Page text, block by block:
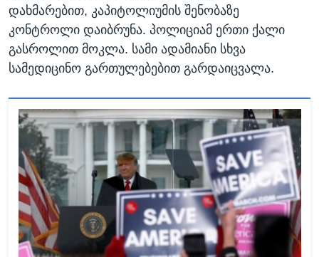
დახმარებით, კაპიტოლიუმის შენობაზე
კონტროლი დაიბრუნა. პოლიციამ ერთი ქალი
გასროლით მოკლა. სამი ადამიანი სხვა
სამედიცინო გართულებებით გარდაიცვალა.